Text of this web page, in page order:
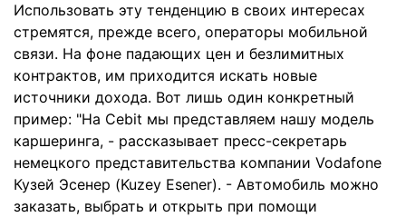
Использовать эту тенденцию в своих интересах
стремятся, прежде всего, операторы мобильной
связи. На фоне падающих цен и безлимитных
контрактов, им приходится искать новые
источники дохода. Вот лишь один конкретный
пример: "На Cebit мы представляем нашу модель
каршеринга, - рассказывает пресс-секретарь
немецкого представительства компании Vodafone
Кузей Эсенер (Kuzey Esener). - Автомобиль можно
заказать, выбрать и открыть при помощи